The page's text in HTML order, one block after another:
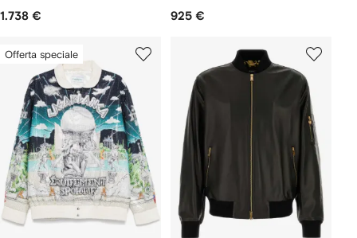
1.738 € 925 €
Offerta speciale